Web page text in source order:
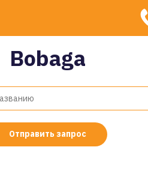
Bobaga
Отправить запрос